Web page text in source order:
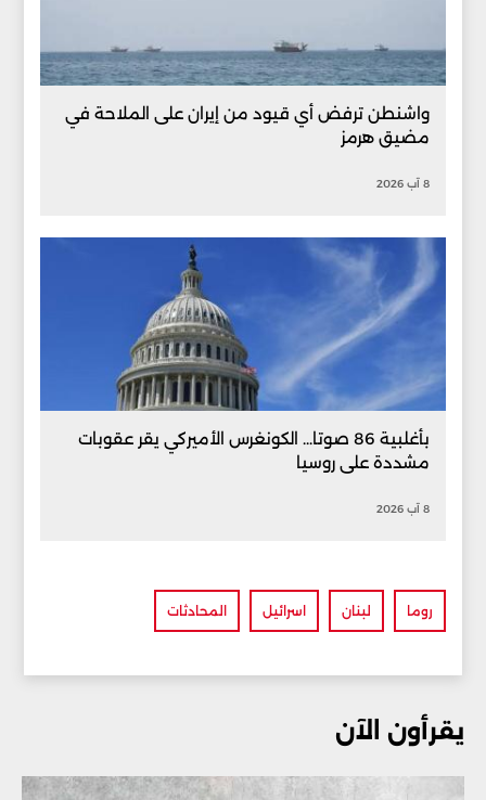
واشنطن ترفض أي قيود من إيران على الملاحة في
مضيق هرمز
8 آب 2026
بأغلبية 86 صوتا... الكونغرس الأميركي يقر عقوبات
مشددة على روسيا
8 آب 2026
روما لبنان اسرائيل المحادثات
يقرأون الآن